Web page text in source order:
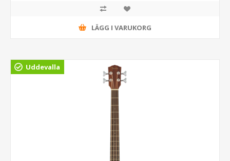
LÄGG I VARUKORG
Uddevalla